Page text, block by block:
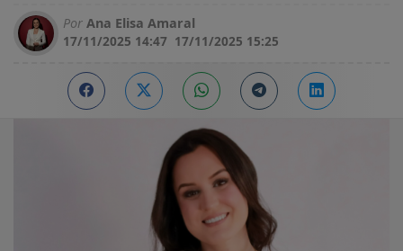
Por Ana Elisa Amaral
17/11/2025 14:47 17/11/2025 15:25